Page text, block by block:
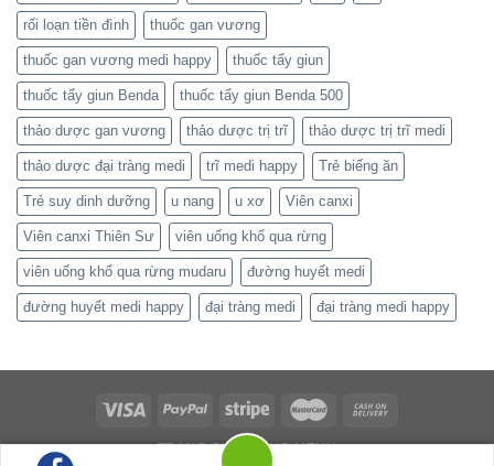
rối loạn tiền đình thuốc gan vương
thuốc gan vương medi happy thuốc tẩy giun
thuốc tẩy giun Benda thuốc tẩy giun Benda 500
thảo dược gan vương thảo dược trị trĩ thảo dược trị trĩ medi
thảo dược đại tràng medi trĩ medi happy Trẻ biếng ăn
Trẻ suy dinh dưỡng u nang u xơ Viên canxi
Viên canxi Thiên Sư viên uống khổ qua rừng
viên uống khổ qua rừng mudaru đường huyết medi
đường huyết medi happy đại tràng medi đại tràng medi happy
TRANG CHỦ MỤC MENU